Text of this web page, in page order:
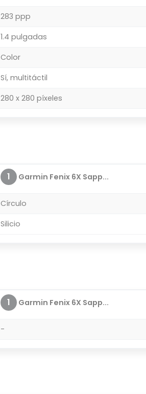
283 ppp
1.4 pulgadas
Color
Sí, multitáctil
280 x 280 píxeles
1 Garmin Fenix 6X Sapp...
Círculo
Silicio
1 Garmin Fenix 6X Sapp...
-